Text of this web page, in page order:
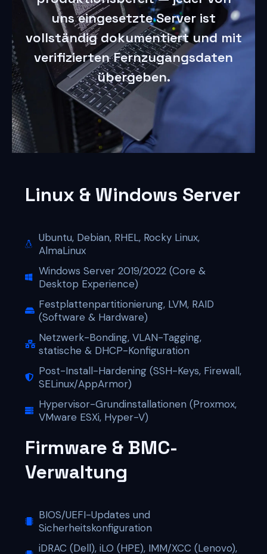
uns eingesetzte Server ist
vollständig dokumentiert und mit
verifizierten Fernzugangsdaten
übergeben.
Linux & Windows Server
Ubuntu, Debian, RHEL, Rocky Linux,
AlmaLinux
Windows Server 2019/2022 (Core &
Desktop Experience)
Festplattenpartitionierung, LVM, RAID
(Software & Hardware)
Netzwerk-Bonding, VLAN-Tagging,
statische & DHCP-Konfiguration
Post-Install-Hardening (SSH-Keys, Firewall,
SELinux/AppArmor)
Hypervisor-Grundinstallationen (Proxmox,
VMware ESXi, Hyper-V)
Firmware & BMC-
Verwaltung
BIOS/UEFI-Updates und
Sicherheitskonfiguration
iDRAC (Dell), iLO (HPE), IMM/XCC (Lenovo),